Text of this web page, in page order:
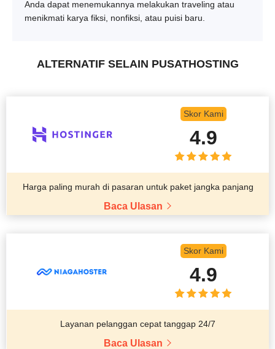
Anda dapat menemukannya melakukan traveling atau
menikmati karya fiksi, nonfiksi, atau puisi baru.
ALTERNATIF SELAIN PUSATHOSTING
Skor Kami
4.9
Harga paling murah di pasaran untuk paket jangka panjang
Baca Ulasan
Skor Kami
4.9
Layanan pelanggan cepat tanggap 24/7
Baca Ulasan